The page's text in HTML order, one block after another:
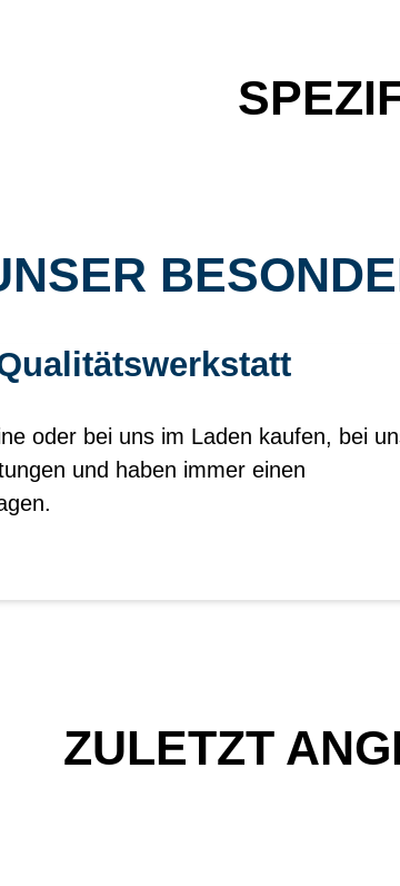
oder bei uns im Laden kaufen, bei
und haben immer einen
ZULETZT